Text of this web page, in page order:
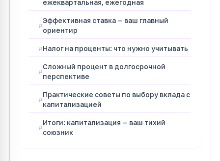
ежеквартальная, ежегодная
Эффективная ставка — ваш главный
ориентир
Налог на проценты: что нужно учитывать
Сложный процент в долгосрочной
перспективе
Практические советы по выбору вклада с
капитализацией
Итоги: капитализация — ваш тихий
союзник